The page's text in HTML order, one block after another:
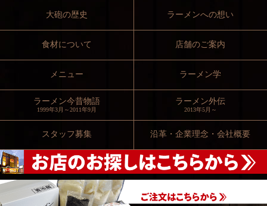
大砲の歴史 ラーメンへの想い
食材について 店舗のご案内
メニュー ラーメン学
ラーメン今昔物語
1999年3月～2011年9月
ラーメン外伝
2013年5月～
スタッフ募集 沿革・企業理念・会社概要